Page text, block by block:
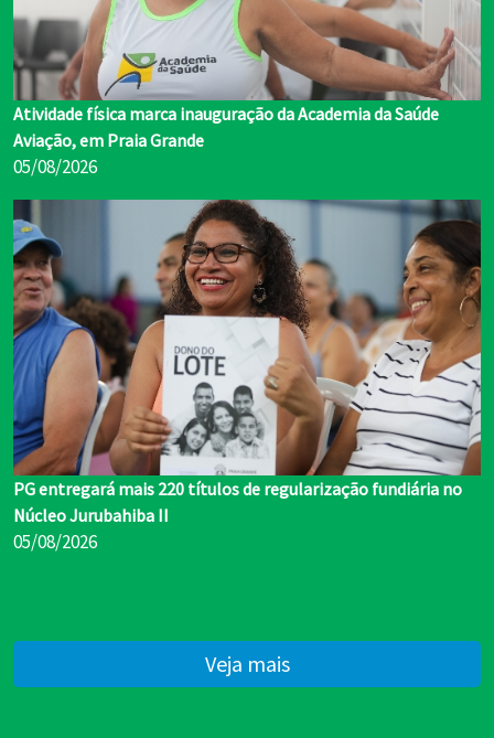
Atividade física marca inauguração da Academia da Saúde
Aviação, em Praia Grande
05/08/2026
PG entregará mais 220 títulos de regularização fundiária no
Núcleo Jurubahiba II
05/08/2026
Veja mais